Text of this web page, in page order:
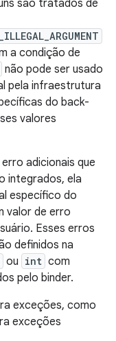
são tratados de
a condição de
não pode ser usado
pela infraestrutura
do back-
valores
adicionais que
integrados, ela
específico do
valor de erro
Esses erros
definidos na
ou int com
pelo binder.
exceções, como
exceções